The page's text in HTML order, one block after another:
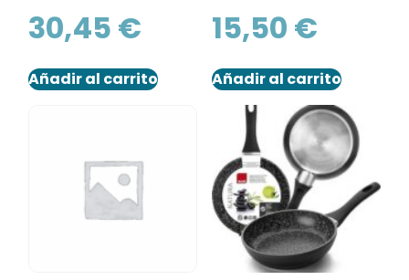
30,45 €
Añadir al carrito
15,50 €
Añadir al carrito